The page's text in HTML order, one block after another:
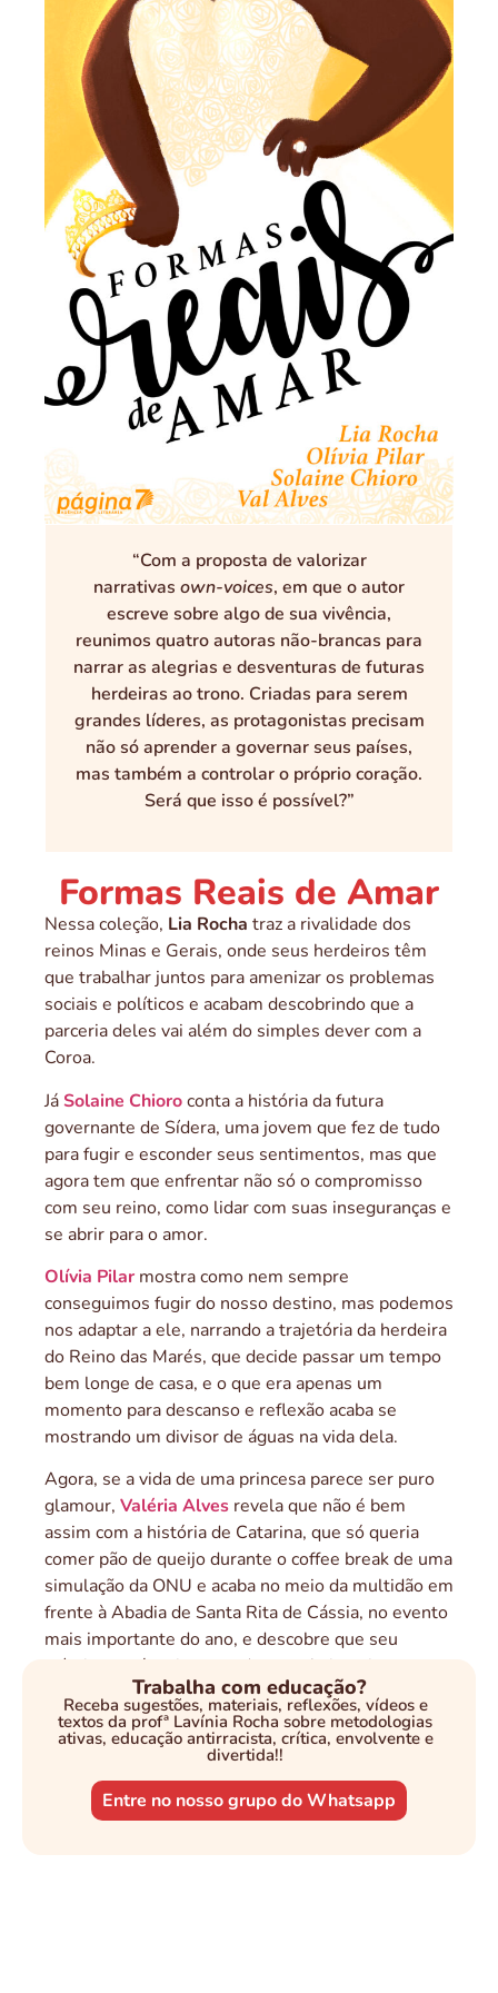
“Com a proposta de valorizar
narrativas own-voices, em que o autor
escreve sobre algo de sua vivência,
reunimos quatro autoras não-brancas para
narrar as alegrias e desventuras de futuras
herdeiras ao trono. Criadas para serem
grandes líderes, as protagonistas precisam
não só aprender a governar seus países,
mas também a controlar o próprio coração.
Será que isso é possível?”
Formas Reais de Amar
Nessa coleção, Lia Rocha traz a rivalidade dos
reinos Minas e Gerais, onde seus herdeiros têm
que trabalhar juntos para amenizar os problemas
sociais e políticos e acabam descobrindo que a
parceria deles vai além do simples dever com a
Coroa.
JáSolaine Chioroconta a história da futura
governante de Sídera, uma jovem que fez de tudo
para fugir e esconder seus sentimentos, mas que
agora tem que enfrentar não só o compromisso
com seu reino, como lidar com suas inseguranças e
se abrir para o amor.
Olívia Pilar mostra como nem sempre
conseguimos fugir do nosso destino, mas podemos
nos adaptar a ele, narrando a trajetória da herdeira
do Reino das Marés, que decide passar um tempo
bem longe de casa, e o que era apenas um
momento para descanso e reflexão acaba se
mostrando um divisor de águas na vida dela.
Agora, se a vida de uma princesa parece ser puro
glamour, Valéria Alves revela que não é bem
assim com a história de Catarina, que só queria
comer pão de queijo durante o coffee break de uma
simulação da ONU e acaba no meio da multidão em
frente à Abadia de Santa Rita de Cássia, no evento
mais importante do ano, e descobre que seu
príncipe está mais perto do que ela imagina.
Skoob|Goodreads
Livro indisponível
Trabalha com educação?
Receba sugestões, materiais, reflexões, vídeos e
textos da profª Lavínia Rocha sobre metodologias
ativas, educação antirracista, crítica, envolvente e
divertida!!
Entre no nosso grupo do Whatsapp